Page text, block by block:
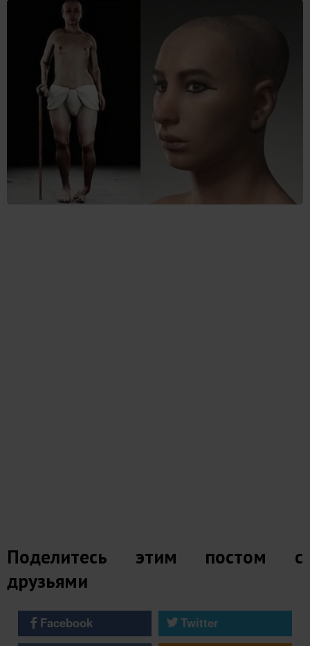
Поделитесь этим постом с
друзьями
Facebook
Twitter